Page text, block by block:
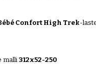
Confort High Trek-
malli 312x52-250